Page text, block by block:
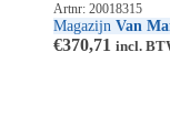
Artnr: 20018315
Magazijn Van
€370,71 incl.